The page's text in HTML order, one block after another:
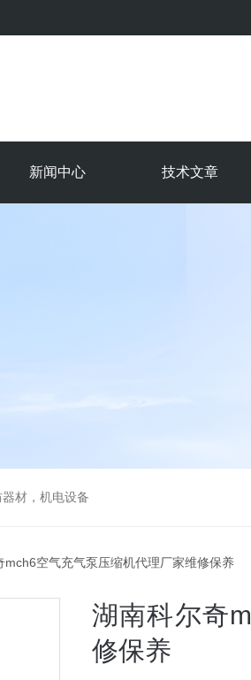
新闻中心 技术文章
材，机电设备
空气充气泵压缩机代理厂家维修保养
湖南科尔奇
修保养